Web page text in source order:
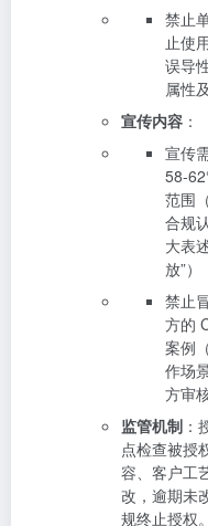
禁止
止使
误导
属性
宣传内容 ：
宣传
58-
范围
合规
大表
放”）
禁止
方的
案例
作场
方审
监管机制 ：
点检查被授
容、客户工
改，逾期未
规终止授权。